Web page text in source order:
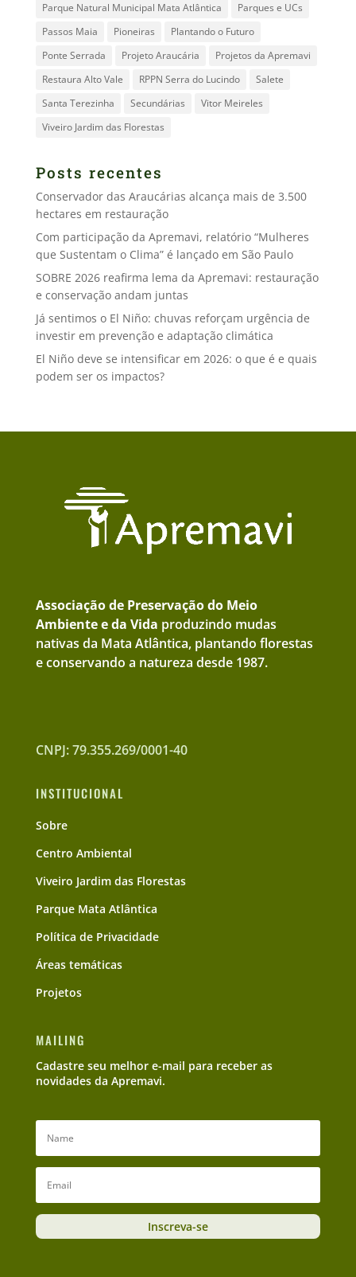
Parque Natural Municipal Mata Atlântica
Parques e UCs
Passos Maia
Pioneiras
Plantando o Futuro
Ponte Serrada
Projeto Araucária
Projetos da Apremavi
Restaura Alto Vale
RPPN Serra do Lucindo
Salete
Santa Terezinha
Secundárias
Vitor Meireles
Viveiro Jardim das Florestas
Posts recentes
Conservador das Araucárias alcança mais de 3.500
hectares em restauração
Com participação da Apremavi, relatório “Mulheres
que Sustentam o Clima” é lançado em São Paulo
SOBRE 2026 reafirma lema da Apremavi: restauração
e conservação andam juntas
Já sentimos o El Niño: chuvas reforçam urgência de
investir em prevenção e adaptação climática
El Niño deve se intensificar em 2026: o que é e quais
podem ser os impactos?
Associação de Preservação do Meio
Ambiente e da Vida produzindo mudas
nativas da Mata Atlântica, plantando florestas
e conservando a natureza desde 1987.
CNPJ: 79.355.269/0001-40
INSTITUCIONAL
Sobre
Centro Ambiental
Viveiro Jardim das Florestas
Parque Mata Atlântica
Política de Privacidade
Áreas temáticas
Projetos
MAILING
Cadastre seu melhor e-mail para receber as
novidades da Apremavi.
Inscreva-se